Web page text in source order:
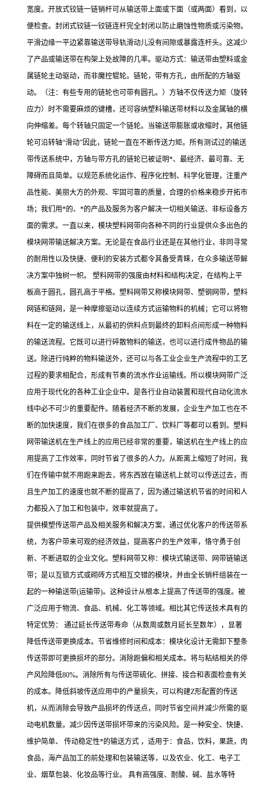
宽度。开放式铰链一链销杆可从输送带上面或下面（或两面）看到，以
便检查。封闭式铰链一铰链连杆完全封闭以防止磨蚀性物质或污染物。
平滑边缘一平边紧靠输送带导轨滑动儿没有间隙或暴露连杆头。这减少
了产品或输送带在构架上处故障的几率。驱动方式：输送带由塑料或金
属链轮主动驱动，而非魔控辊轮。链轮，带有方孔，由所配的方轴驱
动。（注：有些专用的链轮也可带有圆孔。）方轴不仅传送力矩（旋转
应力）时不需要麻烦的键槽，还可容纳塑料输送带材料以及金属轴的横
向伸缩差。每个转轴只固定一个链轮。当输送带膨胀或收缩时，其他链
轮可沿转轴“滑动”因此，链轮一直在不断传送力矩。所有测试过的输送
带传送系统中，方轴与带方孔的链轮已被证明*、最经济、最可靠、无
障碍而且简单。以规范系统化运作、程序化控制、科学化管理，注重产
品性能、美丽大方的外观、牢固可靠的质量，合理的价格来稳步开拓市
场；我们用*的、*的产品及服务为客户解决一切相关输送、非标设备方
面的需求。一直以来，模块塑料网带向各种不同的行业提供众多出色的
模块网带输送解决方案。无论是在食品行业还是在其他行业，非同寻常
的耐用性以及快捷、便利的安装方式都令其备受青睐，在众多输送带解
决方案中独树一帜。 塑料网带的强度由材料和结构决定，在结构上平
板高于圆孔，圆孔高于平格。塑料网带又称模块网带、塑钢网带，塑料
网链和链网，是一种摩擦驱动以连续方式运输物料的机械；它可以将物
料在一定的输送线上，从最初的供料点到最终的卸料点间形成一种物料
的输送流程。它既可以进行碎散物料的输送，也可以进行成件物品的输
送。除进行纯粹的物料输送外，还可以与各工业企业生产流程中的工艺
过程的要求相配合，形成有节奏的流水作业运输线。所以模块网带广泛
应用于现代化的各种工业企业中。是各行业自动装置和现代自动化流水
线中必不可少的重要配件。随着经济不断的发展，企业生产加工也在不
断的加快速度，我们在很多的食品加工厂、饮料厂等都可以看到。塑料
网带输送机在生产线上的应用已经非常的重要，输送机在生产线上的应
用提高了工作效率，同时节省了很多的人力。从距离上缩短了时间，我
们在传输中就不用跑来跑去，将东西放在输送机上就可以传送过去，而
且生产加工的速度也就不断的提高了，因为通过输送机节省的时间和人
力都投入了加工和包装中，效率就提高了。
提供模塑传送带产品及相关服务和解决方案，通过优化客户的传送带系
统，为客户带来可观的经济效益，提高客户的生产效率，恪守勇于创
新、不断进取的企业文化。塑料网带又称：模块式输送带、网带链输送
带；是以互锁方式或砌砖方式相互交错的模块，并由全长销杆组装在一
起的一种输送带(运输带)。这种设计从根本上提高了传送带的强度。被
广泛应用于物流、食品、机械、化工等领域。相比其它传送技术具有的
特定优势： 通过延长传送带寿命（从数周或数月延长至数年），显著
降低传送带更换成本。节省维修时间和成本：模块化设计无需卸下整条
传送带即可更换损坏的部分。消除跑偏和相关成本。将与粘结相关的停
产风险降低80%。消除所有与传送带硫化、拼接、接合和表面检查有关
的成本。降低斜坡传送应用中的产量损失，可以构建Z形配置的传送
机，从而消除会导致产品损坏的传送点，同时节省空间并减少所需的驱
动电机数量。减少因传送带损坏带来的污染风险。是一种安全、快捷、
维护简单、 传动稳定性*的输送方式 ，适用于：食品，饮料，果蔬，肉
食品，海产品加工的前处理和包装输送等，以及农业、化工、电子工
业、烟草包装、化妆品等行业。 具有高强度、耐酸、碱、盐水等特